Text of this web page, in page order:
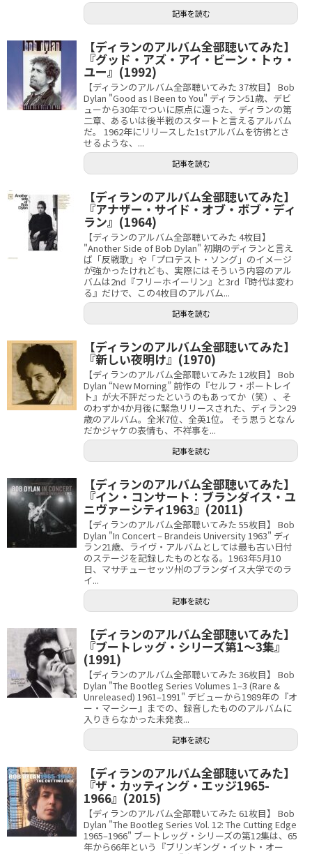
記事を読む
【ディランのアルバム全部聴いてみた】
『グッド・アズ・アイ・ビーン・トゥ・
ユー』(1992)
【ディランのアルバム全部聴いてみた 37枚目】 Bob
Dylan "Good as I Been to You" ディラン51歳、デビ
ューから30年でついに原点に還った、ディランの第
二章、あるいは後半戦のスタートと言えるアルバム
だ。 1962年にリリースした1stアルバムを彷彿とさ
せるような、...
記事を読む
【ディランのアルバム全部聴いてみた】
『アナザー・サイド・オブ・ボブ・ディ
ラン』(1964)
【ディランのアルバム全部聴いてみた 4枚目】
"Another Side of Bob Dylan" 初期のディランと言え
ば「反戦歌」や「プロテスト・ソング」のイメージ
が強かったけれども、実際にはそういう内容のアル
バムは2nd『フリーホイーリン』と3rd『時代は変わ
る』だけで、この4枚目のアルバム...
記事を読む
【ディランのアルバム全部聴いてみた】
『新しい夜明け』(1970)
【ディランのアルバム全部聴いてみた 12枚目】 Bob
Dylan “New Morning” 前作の『セルフ・ポートレイ
ト』が大不評だったというのもあってか（笑）、そ
のわずか4か月後に緊急リリースされた、ディラン29
歳のアルバム。全米7位、全英1位。 そう思うとなん
だかジャケの表情も、不祥事を...
記事を読む
【ディランのアルバム全部聴いてみた】
『イン・コンサート：ブランダイス・ユ
ニヴァーシティ1963』(2011)
【ディランのアルバム全部聴いてみた 55枚目】 Bob
Dylan "In Concert – Brandeis University 1963" ディ
ラン21歳、ライヴ・アルバムとしては最も古い日付
のステージを記録したものとなる。1963年5月10
日、マサチューセッツ州のブランダイス大学でのラ
イ...
記事を読む
【ディランのアルバム全部聴いてみた】
『ブートレッグ・シリーズ第1〜3集』
(1991)
【ディランのアルバム全部聴いてみた 36枚目】 Bob
Dylan "The Bootleg Series Volumes 1–3 (Rare &
Unreleased) 1961–1991" デビューから1989年の『オ
ー・マーシー』までの、録音したもののアルバムに
入りきらなかった未発表...
記事を読む
【ディランのアルバム全部聴いてみた】
『ザ・カッティング・エッジ1965-
1966』(2015)
【ディランのアルバム全部聴いてみた 61枚目】 Bob
Dylan "The Bootleg Series Vol. 12: The Cutting Edge
1965–1966" ブートレッグ・シリーズの第12集は、65
年から66年という『ブリンギング・イット・オー